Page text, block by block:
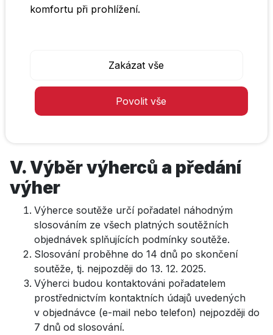
(např. pizza, burger apod.).
1.5. Objednávku dokončí a odešle.
Tímto způsobem se soutěžící automaticky
zařazuje do slosování o výhry.
Každý soutěžící se může soutěže zúčastnit
vícekrát, pokud provede více samostatných
V. Výběr výherců a předání
výher
Výherce soutěže určí pořadatel náhodným
slosováním ze všech platných soutěžních
objednávek splňujících podmínky soutěže.
Slosování proběhne do 14 dnů po skončení
soutěže, tj. nejpozději do 13. 12. 2025.
Výherci budou kontaktováni pořadatelem
prostřednictvím kontaktních údajů uvedených
v objednávce (e-mail nebo telefon) nejpozději do
7 dnů od slosování.
komfortu při prohlížení.
Zakázat vše
Povolit vše